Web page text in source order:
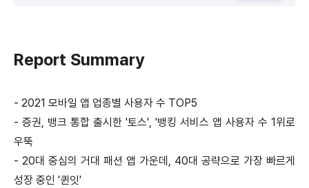
Report Summary
- 2021 모바일 앱 업종별 사용자 수 TOP5
- 증권, 뱅크 통합 출시한 '토스', '뱅킹 서비스 앱 사용자 수 1위로
우뚝
- 20대 중심의 거대 패션 앱 가운데, 40대 공략으로 가장 빠르게
성장 중인 '퀸잇'